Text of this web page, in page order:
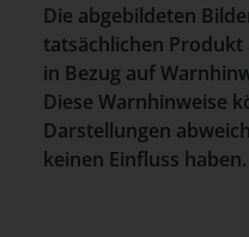
Die abgebildeten
tatsächlichen
in Bezug auf
Diese Warnhinweise
Darstellungen
keinen Einfluss haben.